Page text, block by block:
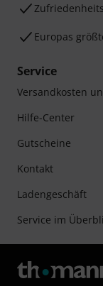
Europas
Service
Versandkosten
Hilfe-Center
Gutscheine
Kontakt
Ladengeschäft
Service im